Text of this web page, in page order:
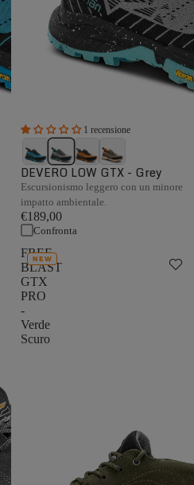
1 recensione
DEVERO LOW GTX - Grey
Escursionismo leggero con un minore
impatto ambientale.
€189,00
Confronta
FREE
BLAST
GTX
PRO
-
Verde
Scuro
NEW